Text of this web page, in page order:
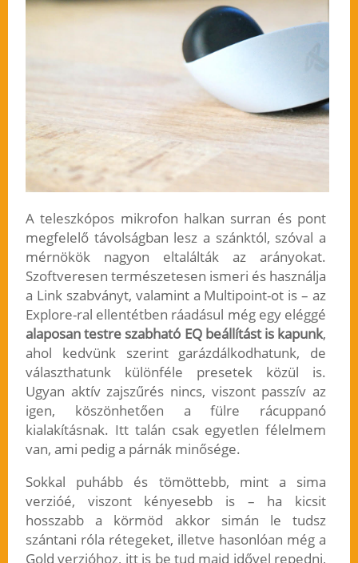
A teleszkópos mikrofon halkan surran és pont
megfelelő távolságban lesz a szánktól, szóval a
mérnökök nagyon eltalálták az arányokat.
Szoftveresen természetesen ismeri és használja
a Link szabványt, valamint a Multipoint-ot is – az
Explore-ral ellentétben ráadásul még egy eléggé
alaposan testre szabható EQ beállítást is kapunk,
ahol kedvünk szerint garázdálkodhatunk, de
választhatunk különféle presetek közül is.
Ugyan aktív zajszűrés nincs, viszont passzív az
igen, köszönhetően a fülre rácuppanó
kialakításnak. Itt talán csak egyetlen félelmem
van, ami pedig a párnák minősége.
Sokkal puhább és tömöttebb, mint a sima
verzióé, viszont kényesebb is – ha kicsit
hosszabb a körmöd akkor simán le tudsz
szántani róla rétegeket, illetve hasonlóan még a
Gold verzióhoz, itt is be tud majd idővel repedni,